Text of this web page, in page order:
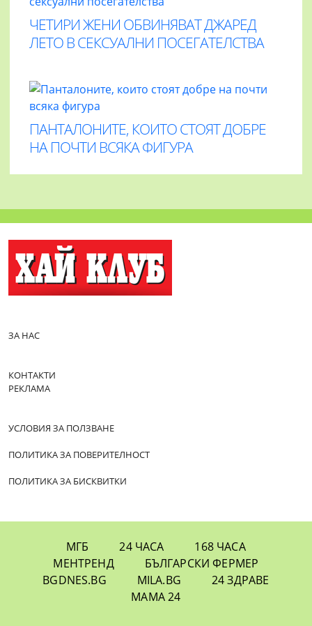
ЧЕТИРИ ЖЕНИ ОБВИНЯВАТ ДЖАРЕД
ЛЕТО В СЕКСУАЛНИ ПОСЕГАТЕЛСТВА
ПАНТАЛОНИТЕ, КОИТО СТОЯТ ДОБРЕ
НА ПОЧТИ ВСЯКА ФИГУРА
ЗА НАС
КОНТАКТИ
РЕКЛАМА
УСЛОВИЯ ЗА ПОЛЗВАНЕ
ПОЛИТИКА ЗА ПОВЕРИТЕЛНОСТ
ПОЛИТИКА ЗА БИСКВИТКИ
МГБ 24 ЧАСА
168 ЧАСА
МЕНТРЕНД
БЪЛГАРСКИ ФЕРМЕР
BGDNES.BG
MILA.BG
24 ЗДРАВЕ
МАМА 24